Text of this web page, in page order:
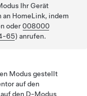
Ihr Gerät
HomeLink, indem
oder 008000
65) anrufen.
Modus gestellt
auf den
den D-Modus